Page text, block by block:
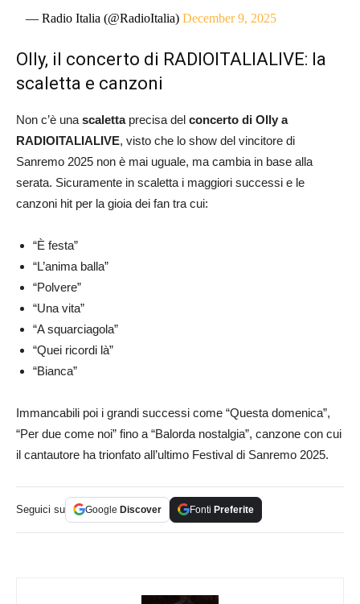
— Radio Italia (@RadioItalia)December 9, 2025
Olly, il concerto di RADIOITALIALIVE: la
scaletta e canzoni
Non c’è una scalettaprecisa del concerto di Olly a
RADIOITALIALIVE, visto che lo show del vincitore di
Sanremo 2025 non è mai uguale, ma cambia in base alla
serata. Sicuramente in scaletta i maggiori successi e le
canzoni hit per la gioia dei fan tra cui:
“È festa”
“L’anima balla”
“Polvere”
“Una vita”
“A squarciagola”
“Quei ricordi là”
“Bianca”
Immancabili poi i grandi successi come “Questa domenica”,
“Per due come noi” fino a “Balorda nostalgia”, canzone con cui
il cantautore ha trionfato all’ultimo Festival di Sanremo 2025.
Seguici su Google Discover Fonti Preferite